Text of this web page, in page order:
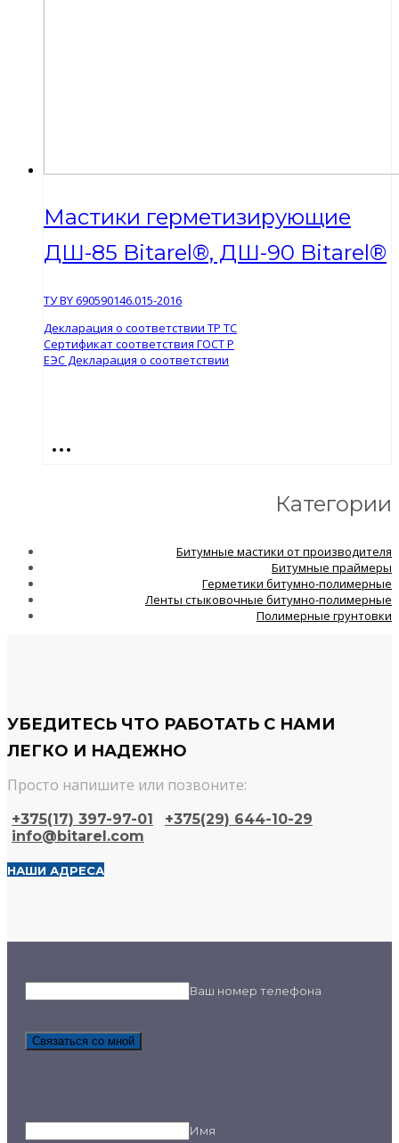
Мастики герметизирующие
ДШ-85 Bitarel®, ДШ-90 Bitarel®
ТУ ВY 690590146.015-2016
Декларация о соответствии ТР ТС
Сертификат соответствия ГОСТ Р
ЕЭС Декларация о соответствии
Категории
Битумные мастики от производителя
Битумные праймеры
Герметики битумно-полимерные
Ленты стыковочные битумно-полимерные
Полимерные грунтовки
УБЕДИТЕСЬ ЧТО РАБОТАТЬ С НАМИ
ЛЕГКО И НАДЕЖНО
Просто напишите или позвоните:
+375(17) 397-97-01
+375(29) 644-10-29​
info@bitarel.com​
НАШИ АДРЕСА
Ваш номер телефона
Связаться со мной
Имя